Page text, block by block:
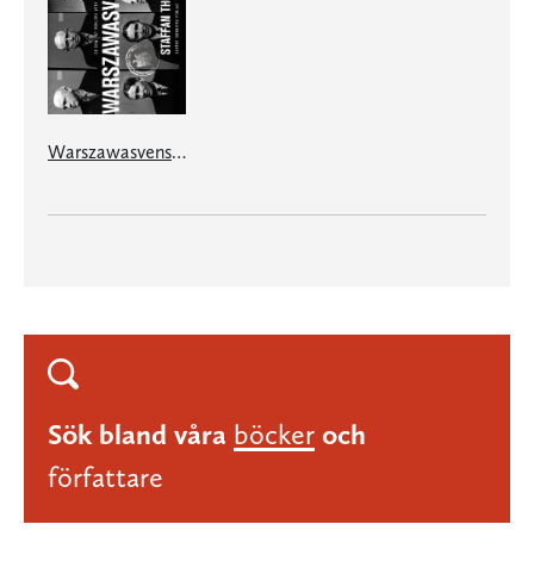
Warszawasvenskarna
Sök bland våra böcker och
författare